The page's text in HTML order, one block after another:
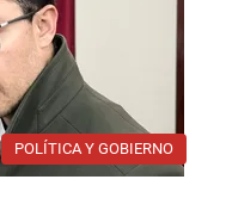
POLÍTICA Y GOBIERNO